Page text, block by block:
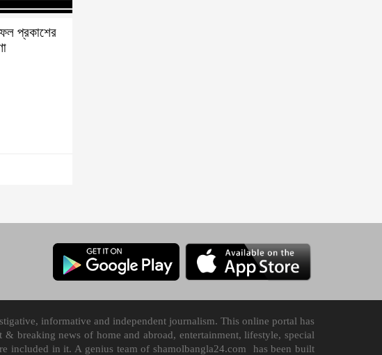
প্রকাশের
informative and independent journalism. This online portal has
breaking news of home and abroad, entertainment, lifestyle, special
included in it. A genius team of shamolbangla24.com has been built